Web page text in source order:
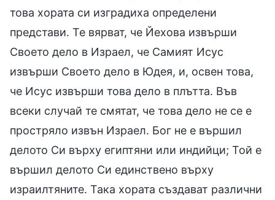
това хората си изградиха определени
представи. Те вярват, че Йехова извърши
Своето дело в Израел, че Самият Исус
извърши Своето дело в Юдея, и, освен това,
че Исус извърши това дело в плътта. Във
всеки случай те смятат, че това дело не се е
простряло извън Израел. Бог не е вършил
делото Си върху египтяни или индийци; Той е
вършил делото Си единствено върху
израилтяните. Така хората създават различни